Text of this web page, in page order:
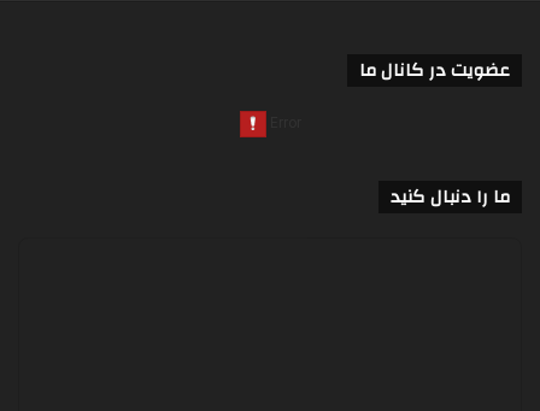
عضویت در کانال ما
ما را دنبال کنید